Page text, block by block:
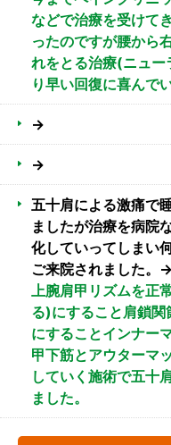
などで治療を受けて
ったのですが腰から
れをとる治療(ニュー
り早い回復に喜んで
→
→
五十肩による激痛で
ましたが治療を病院
化していってしまい
ご来院されました。→
上腕肩甲リズムを正
る)にすること肩鎖関
にすることインナー
甲下筋とアウターマ
していく施術で五十
ました。